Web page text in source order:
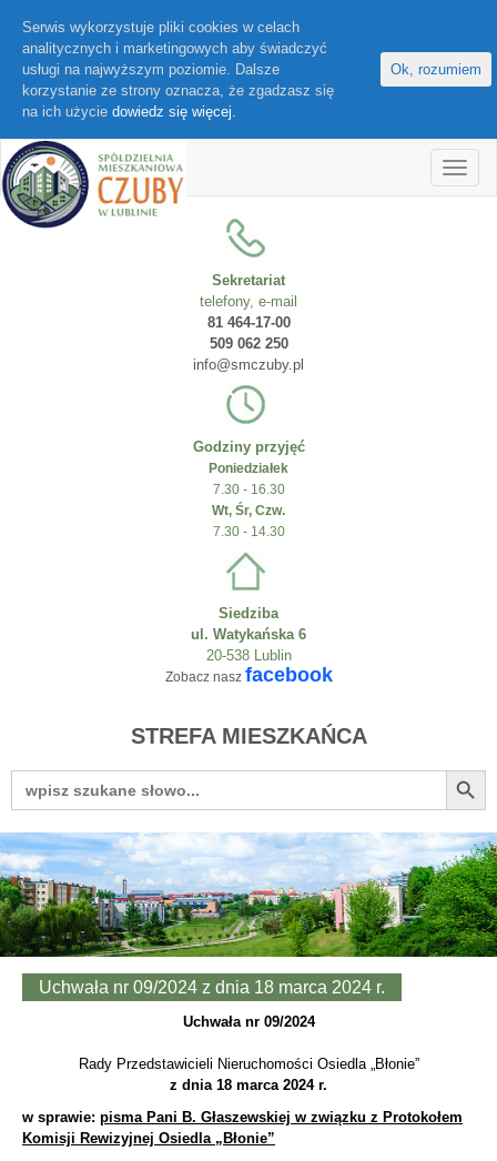
Sekretariat
telefony, e-mail
81 464-17-00
509 062 250
info@smczuby.pl
Godziny przyjęć
Poniedziałek
7.30 - 16.30
Wt, Śr, Czw.
7.30 - 14.30
Siedziba
ul. Watykańska 6
20-538 Lublin
Zobacz nasz facebook
STREFA MIESZKAŃCA
Search
for:
Search Button
Uchwała nr 09/2024 z dnia 18 marca 2024 r.
Uchwała nr 09/2024
Rady Przedstawicieli Nieruchomości Osiedla „Błonie”
z dnia 18 marca 2024 r.
w sprawie: pisma Pani B. Głaszewskiej w związku z Protokołem
Komisji Rewizyjnej Osiedla „Błonie”
Serwis wykorzystuje pliki cookies w celach
analitycznych i marketingowych aby świadczyć
usługi na najwyższym poziomie. Dalsze
korzystanie ze strony oznacza, że zgadzasz się
na ich użycie dowiedz się więcej.
Ok, rozumiem